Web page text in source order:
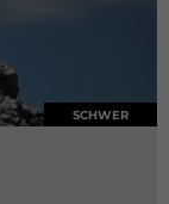
SCHWER